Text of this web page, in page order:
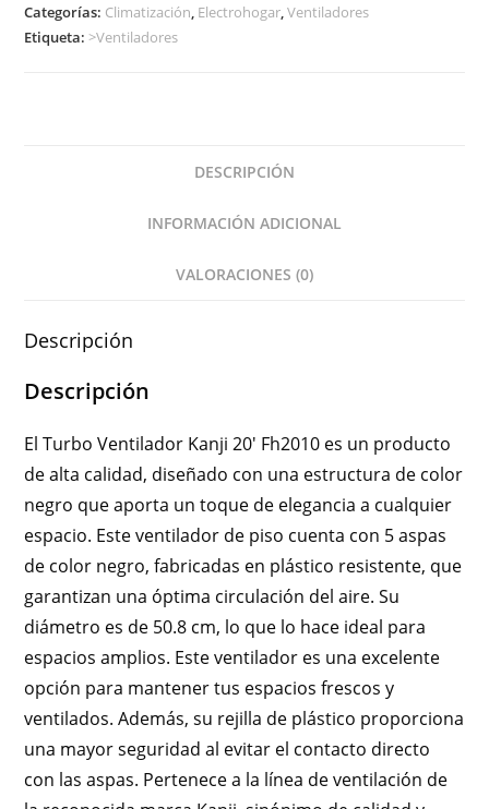
Categorías: Climatización, Electrohogar,Ventiladores
Etiqueta:>Ventiladores
DESCRIPCIÓN
INFORMACIÓN ADICIONAL
VALORACIONES (0)
Descripción
Descripción
El Turbo Ventilador Kanji 20′ Fh2010 es un producto
de alta calidad, diseñado con una estructura de color
negro que aporta un toque de elegancia a cualquier
espacio. Este ventilador de piso cuenta con 5 aspas
de color negro, fabricadas en plástico resistente, que
garantizan una óptima circulación del aire. Su
diámetro es de 50.8 cm, lo que lo hace ideal para
espacios amplios. Este ventilador es una excelente
opción para mantener tus espacios frescos y
ventilados. Además, su rejilla de plástico proporciona
una mayor seguridad al evitar el contacto directo
con las aspas. Pertenece a la línea de ventilación de